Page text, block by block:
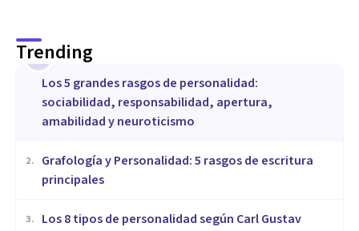
Trending
1
Los 5 grandes rasgos de personalidad:
sociabilidad, responsabilidad, apertura,
amabilidad y neuroticismo
2.
Grafología y Personalidad: 5 rasgos de escritura
principales
3.
​Los 8 tipos de personalidad según Carl Gustav